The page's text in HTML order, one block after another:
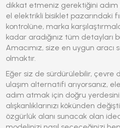
dikkat etmeniz gerektiğini
el elektrikli bisiklet pazarındaki
kontrolüne, marka
kadar aradığınız tüm detayları
Amacımız, size en uygun aracı
olmaktır.
Eğer siz de sürdürülebilir, çevre
ulaşım alternatifi arıyorsanız,
adım atmak için doğru
alışkanlıklarınızı kökünden
özgürlük alanı sunacak olan